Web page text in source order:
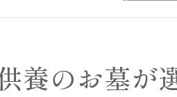
安心の供養を求める理由
多様な供養スタイルに応
心温まる供養を叶える古河市
養のお墓が